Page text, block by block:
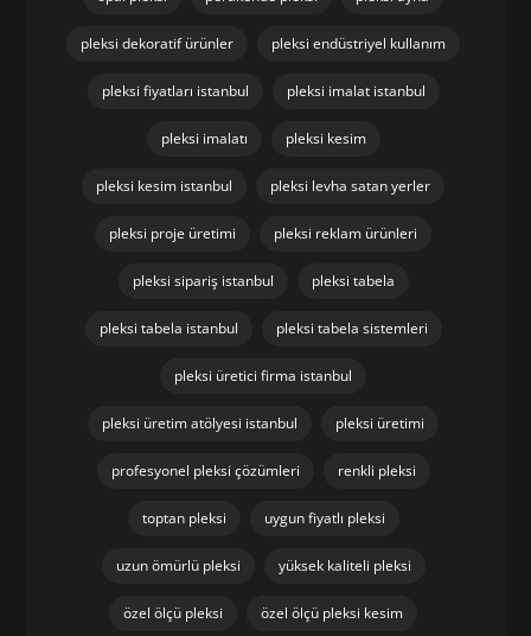
pleksi dekoratif ürünler pleksi endüstriyel kullanım
pleksi fiyatları istanbul pleksi imalat istanbul
pleksi imalatı pleksi kesim
pleksi kesim istanbul pleksi levha satan yerler
pleksi proje üretimi pleksi reklam ürünleri
pleksi sipariş istanbul pleksi tabela
pleksi tabela istanbul pleksi tabela sistemleri
pleksi üretici firma istanbul
pleksi üretim atölyesi istanbul pleksi üretimi
profesyonel pleksi çözümleri renkli pleksi
toptan pleksi uygun fiyatlı pleksi
uzun ömürlü pleksi yüksek kaliteli pleksi
özel ölçü pleksi özel ölçü pleksi kesim